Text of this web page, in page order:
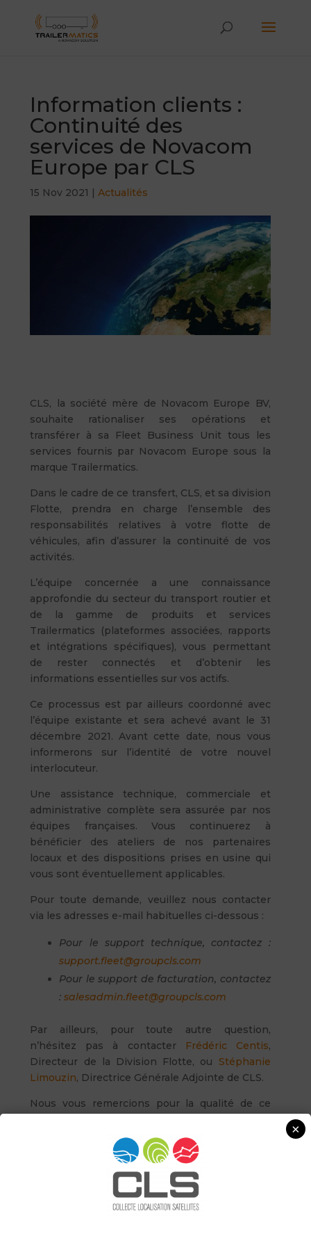
Information clients :
Continuité des
services de Novacom
Europe par CLS
15 Nov 2021 |Actualités
CLS, la société mère de Novacom Europe BV,
souhaite rationaliser ses opérations et
transférer à sa Fleet Business Unit tous les
services fournis par Novacom Europe sous la
marque Trailermatics.
Dans le cadre de ce transfert, CLS, et sa division
Flotte, prendra en charge l’ensemble des
responsabilités relatives à votre flotte de
véhicules, afin d’assurer la continuité de vos
activités.
L’équipe concernée a une connaissance
approfondie du secteur du transport routier et
de la gamme de produits et services
Trailermatics (plateformes associées, rapports
et intégrations spécifiques), vous permettant
de rester connectés et d’obtenir les
informations essentielles sur vos actifs.
Ce processus est par ailleurs coordonné avec
l’équipe existante et sera achevé avant le 31
décembre 2021. Avant cette date, nous vous
informerons sur l’identité de votre nouvel
interlocuteur.
Une assistance technique, commerciale et
administrative complète sera assurée par nos
équipes françaises. Vous continuerez à
bénéficier des ateliers de nos partenaires
locaux et des dispositions prises en usine qui
vous sont éventuellement applicables.
Pour toute demande, veuillez nous contacter
via les adresses e-mail habituelles ci-dessous :
Pour le support technique, contactez :
support.fleet@groupcls.com
Pour le support de facturation, contactez
:salesadmin.fleet@groupcls.com
Par ailleurs, pour toute autre question,
n’hésitez pas à contacter
Frédéric Centis,
Directeur de la Division Flotte, ou Stéphanie
Limouzin, Directrice Générale Adjointe de CLS.
Nous vous remercions pour la qualité de ce
que vous êtes satisfait de notre service.
N’hésitez pas à revenir vers nous pour nous
faire savoir s’il nous est possible d’améliorer et
assurer la continuité de notre partenariat.
Veuillez agréer, Madame, Monsieur,
×